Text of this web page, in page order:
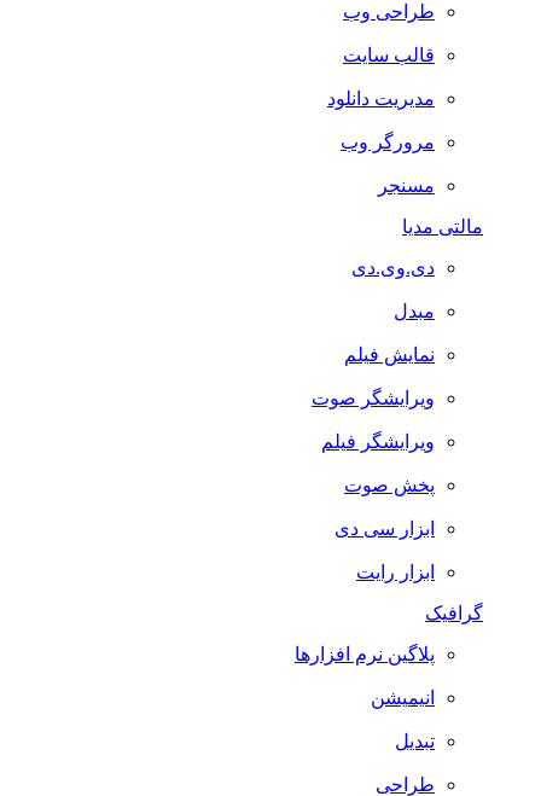
طراحی وب
قالب سایت
مدیریت دانلود
مرورگر وب
مسنجر
مالتی مدیا
دی.وی.دی
مبدل
نمایش فیلم
ویرایشگر صوت
ویرایشگر فیلم
پخش صوت
ابزار سی دی
ابزار رایت
گرافیک
پلاگین نرم افزارها
انیمیشن
تبدیل
طراحی